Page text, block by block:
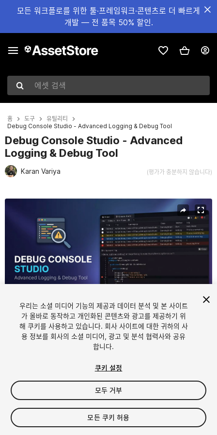
모든 워크플로를 위한 툴·프레임워크·콘텐츠로 더 빠르게
개발 — 전 품목 50% 할인.
에셋 검색
홈 도구
유틸리티
Debug Console Studio - Advanced Logging & Debug Tool
Debug Console Studio - Advanced
Logging & Debug Tool
Karan Variya (평가가 충분하지 않습니다)
1/ 5
$20
우리는 소셜 미디어 기능의 제공과 데이터 분석 및 본 사이트
가 올바로 동작하고 개인화된 콘텐츠와 광고를 제공하기 위
해 쿠키를 사용하고 있습니다. 회사 사이트에 대한 귀하의 사
용 정보를 회사의 소셜 미디어, 광고 및 분석 협력사와 공유
합니다.
쿠키 설정
모두 거부
모든 쿠키 허용